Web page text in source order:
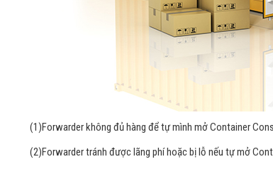
(1)Forwarder không đủ hàng để tự mình mở Container
(2)Forwarder tránh được lãng phí hoặc bị lỗ nếu tự mở